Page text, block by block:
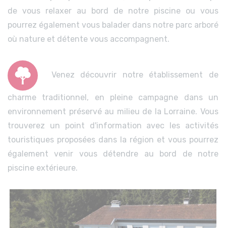
de vous relaxer au bord de notre piscine ou vous
pourrez également vous balader dans notre parc arboré
où nature et détente vous accompagnent.
Venez découvrir notre établissement de
charme traditionnel, en pleine campagne dans un
environnement préservé au milieu de la Lorraine. Vous
trouverez un point d'information avec les activités
touristiques proposées dans la région et vous pourrez
également venir vous détendre au bord de notre
piscine extérieure.